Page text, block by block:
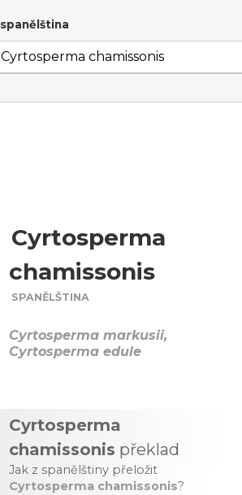
spanělština
Cyrtosperma
chamissonis
SPANĚLŠTINA
Cyrtosperma markusii,
Cyrtosperma edule
Cyrtosperma
chamissonis překlad
Jak z spanělštiny přeložit
Cyrtosperma chamissonis?